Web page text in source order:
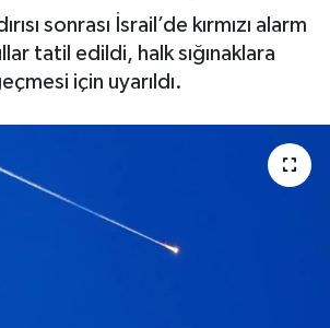
sonrası İsrail’de kırmızı alarm
tatil edildi, halk sığınaklara
için uyarıldı.